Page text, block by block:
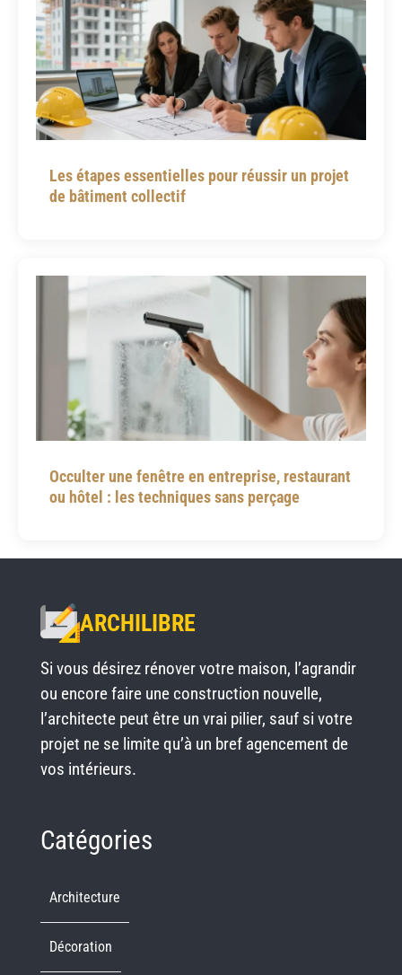
Les étapes essentielles pour réussir un projet
de bâtiment collectif
Occulter une fenêtre en entreprise, restaurant
ou hôtel : les techniques sans perçage
ARCHILIBRE
Si vous désirez rénover votre maison, l’agrandir
ou encore faire une construction nouvelle,
l’architecte peut être un vrai pilier, sauf si votre
projet ne se limite qu’à un bref agencement de
vos intérieurs.
Catégories
Architecture
Décoration